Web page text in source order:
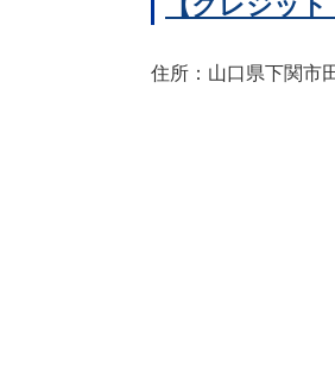
住所：山口県下関市